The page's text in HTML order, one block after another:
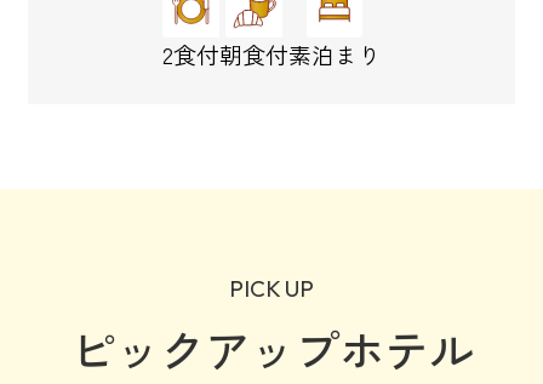
2食付朝食付素泊まり
PICK UP
ピックアップホテル